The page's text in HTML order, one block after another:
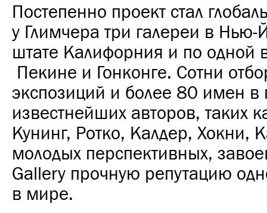
Постепенно проект стал
у Глимчера три галереи в
штате Калифорния и по одной
Пекине и Гонконге. Сотни
экспозиций и более 80 имен в
известнейших авторов, таких
Кунинг, Ротко, Калдер, Хокни,
молодых перспективных,
Gallery прочную репутацию
в мире.